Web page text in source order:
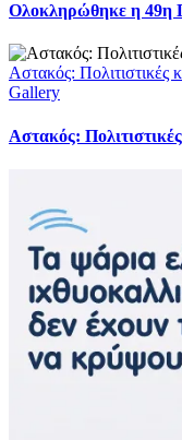
Ολοκληρώθηκε η 49η
Αστακός: Πολιτιστικές
Gallery
Αστακός: